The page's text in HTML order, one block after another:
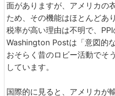
面がありますが、アメリカの
ため、その機能はほとんどあ
税率が高い理由は不明で、
Washington Postは「意図的
おそらく昔のロビー活動でそ
しています。
国際的に見ると、アメリカが